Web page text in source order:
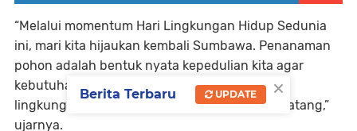
“Melalui momentum Hari Lingkungan Hidup Sedunia
ini, mari kita hijaukan kembali Sumbawa. Penanaman
pohon adalah bentuk nyata kepedulian kita agar
kebutuhan air masyarakat tetap terjaga, dan
lingkungan tetap lestari untuk generasi mendatang,”
ujarnya.
×
Berita Terbaru UPDATE